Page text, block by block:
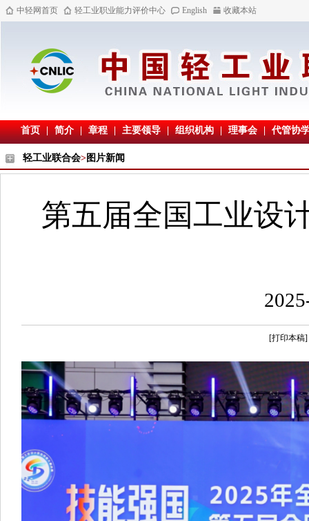
中轻网首页 轻工业职业能力评价中心 English 收藏本站
首页 | 简介 | 章程 | 主要领导 | 组织机构 | 理事会 | 代管协
轻工业联合会>图片新闻
第五届全国工业设
[打印本稿]